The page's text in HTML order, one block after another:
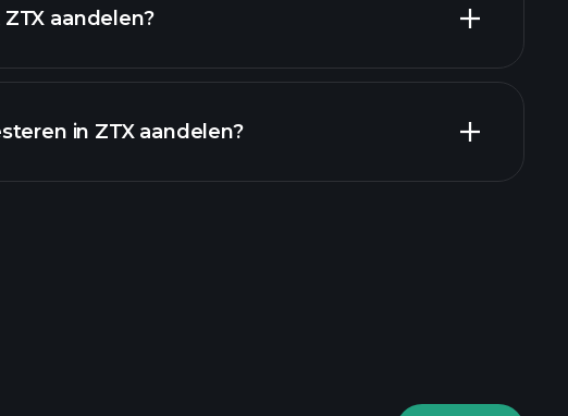
financiële rapporten
aandelen?
in ZTX aandelen?